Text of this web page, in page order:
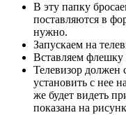
В эту папку
поставляются в
нужно.
Запускаем на
Вставляем флешку
Телевизор должен
установить с нее
же будет видеть
показана на